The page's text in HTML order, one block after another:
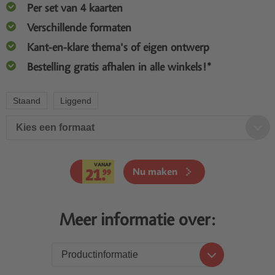
Per set van 4 kaarten
Verschillende formaten
Kant-en-klare thema's of eigen ontwerp
Bestelling gratis afhalen in alle winkels!*
Staand Liggend
Kies een formaat
VANAF
21.99 Nu maken
Meer informatie over:
Productinformatie